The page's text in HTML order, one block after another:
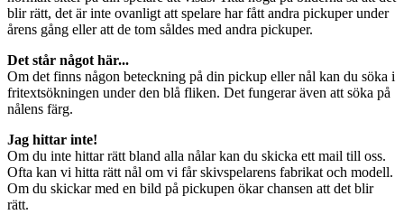
blir rätt, det är inte ovanligt att spelare har fått andra pickuper under
årens gång eller att de tom såldes med andra pickuper.
Det står något här...
Om det finns någon beteckning på din pickup eller nål kan du söka i
fritextsökningen under den blå fliken. Det fungerar även att söka på
nålens färg.
Jag hittar inte!
Om du inte hittar rätt bland alla nålar kan du skicka ett mail till oss.
Ofta kan vi hitta rätt nål om vi får skivspelarens fabrikat och modell.
Om du skickar med en bild på pickupen ökar chansen att det blir
rätt.